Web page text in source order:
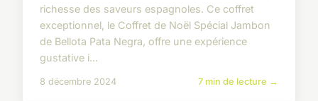
richesse des saveurs espagnoles. Ce coffret
exceptionnel, le Coffret de Noël Spécial Jambon
de Bellota Pata Negra, offre une expérience
gustative i...
8 décembre 2024 7 min de lecture →